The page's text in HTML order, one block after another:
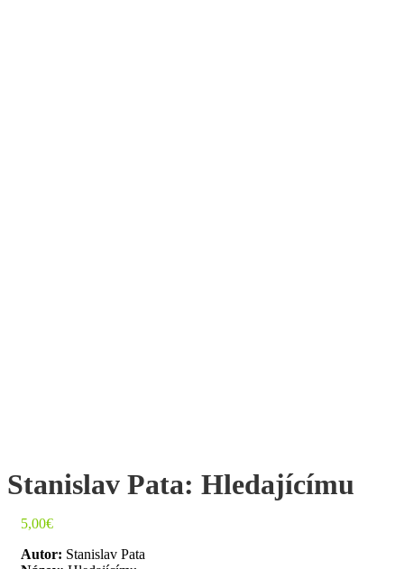
Stanislav Pata: Hledajícímu
5,00€
Autor: Stanislav Pata